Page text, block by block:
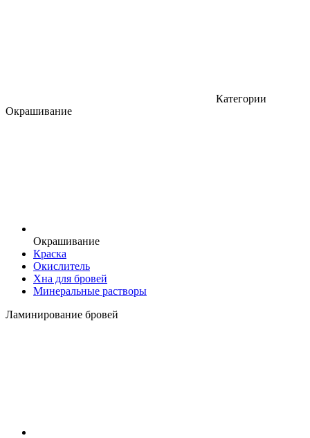
Категории
Окрашивание
Окрашивание
Краска
Окислитель
Хна для бровей
Минеральные растворы
Ламинирование бровей